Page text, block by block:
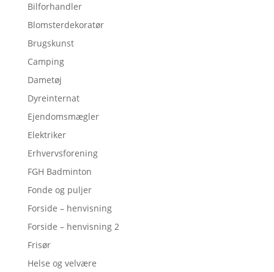
Bilforhandler
Blomsterdekoratør
Brugskunst
Camping
Dametøj
Dyreinternat
Ejendomsmægler
Elektriker
Erhvervsforening
FGH Badminton
Fonde og puljer
Forside – henvisning
Forside – henvisning 2
Frisør
Helse og velvære